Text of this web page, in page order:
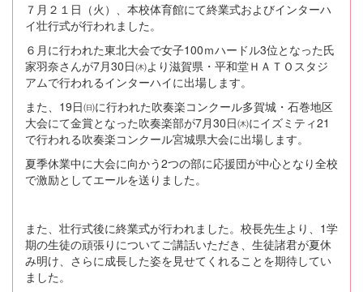
７月２１日（火）、本校体育館にて終業式およびインターハ
イ壮行式が行われました。
６月に行われた東北大会で女子100ｍハードル3位となった氏
家羽奈さんが7月30日㈭より滋賀県・平和堂ＨＡＴＯスタジ
アムで行われるインターハイに出場します。
また、19日㈰に行われた吹奏楽コンクール多賀城・石巻地区
大会にて金賞となった吹奏楽部が7月30日㈭にイズミティ21
で行われる吹奏楽コンクール宮城県大会に出場します。
夏季休業中に大会に向かう2つの部に応援団が中心となり全校
で激励としてエールを送りました。
また、壮行式後に終業式が行われました。校長先生より、1学
期の生徒の頑張りについてご講話いただき、生徒諸君が夏休
み明け、さらに成長した姿を見せてくれることを期待してい
ました。